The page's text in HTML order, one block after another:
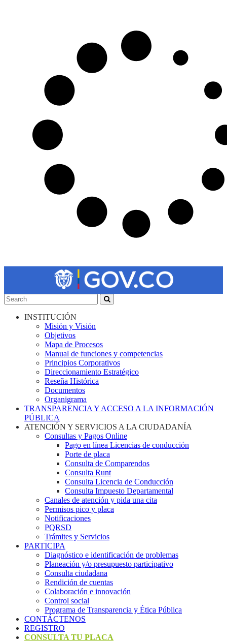
INSTITUCIÓN
Misión y Visión
Objetivos
Mapa de Procesos
Manual de funciones y competencias
Principios Corporativos
Direccionamiento Estratégico
Reseña Histórica
Documentos
Organigrama
TRANSPARENCIA Y ACCESO A LA INFORMACIÓN
PÚBLICA
ATENCIÓN Y SERVICIOS A LA CIUDADANÍA
Consultas y Pagos Online
Pago en línea Licencias de conducción
Porte de placa
Consulta de Comparendos
Consulta Runt
Consulta Licencia de Conducción
Consulta Impuesto Departamental
Canales de atención y pida una cita
Permisos pico y placa
Notificaciones
PQRSD
Trámites y Servicios
PARTICIPA
Diagnóstico e identificación de problemas
Planeación y/o presupuesto participativo​
Consulta ciudadana
Rendición de cuentas
Colaboración e innovación
Control social
Programa de Transparencia y Ética Pública
CONTÁCTENOS
REGISTRO
CONSULTA TU PLACA